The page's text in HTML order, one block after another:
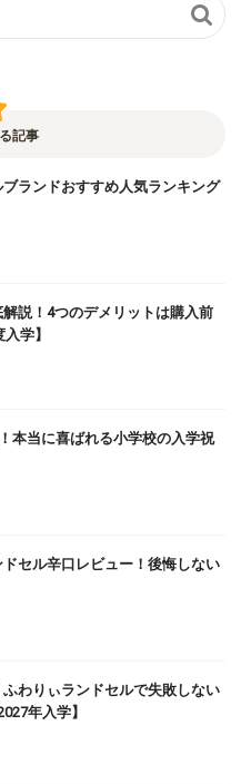

記事
ランドおすすめ人気ランキング
説！4つのデメリットは購入前
学】
本当に喜ばれる小学校の入学祝
セル辛口レビュー！後悔しない
わりぃランドセルで失敗しない
年入学】